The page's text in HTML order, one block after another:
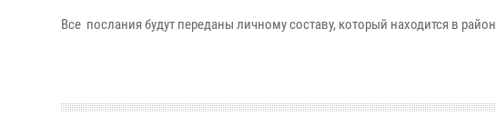
Все послания будут переданы личному составу, который находится в